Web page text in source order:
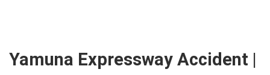
Yamuna Expressway Accident |